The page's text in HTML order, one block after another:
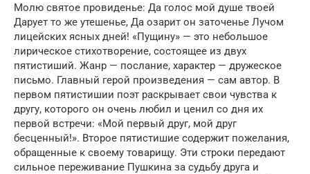
Молю святое провиденье: Да голос мой душе твоей
Дарует то же утешенье, Да озарит он заточенье Лучом
лицейских ясных дней! «Пущину» — это небольшое
лирическое стихотворение, состоящее из двух
пятистиший. Жанр — послание, характер — дружеское
письмо. Главный герой произведения — сам автор. В
первом пятистишии поэт раскрывает свои чувства к
другу, которого он очень любил и ценил со дня их
первой встречи: «Мой первый друг, мой друг
бесценный!». Второе пятистишие содержит пожелания,
обращенные к своему товарищу. Эти строки передают
сильное переживание Пушкина за судьбу друга и